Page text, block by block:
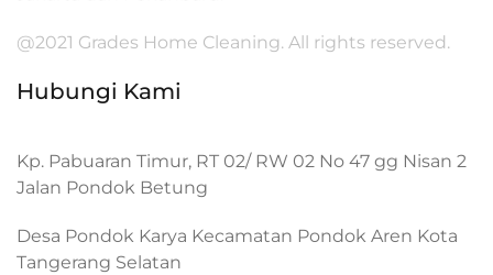
@2021 Grades Home Cleaning. All rights reserved.
Hubungi Kami
Kp. Pabuaran Timur, RT 02/ RW 02 No 47 gg Nisan 2
Jalan Pondok Betung
Desa Pondok Karya Kecamatan Pondok Aren Kota
Tangerang Selatan